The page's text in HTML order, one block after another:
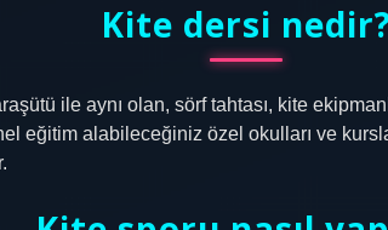
Kite dersi
ile aynı olan, sörf tahtası, kite
eğitim alabileceğiniz özel okulları ve